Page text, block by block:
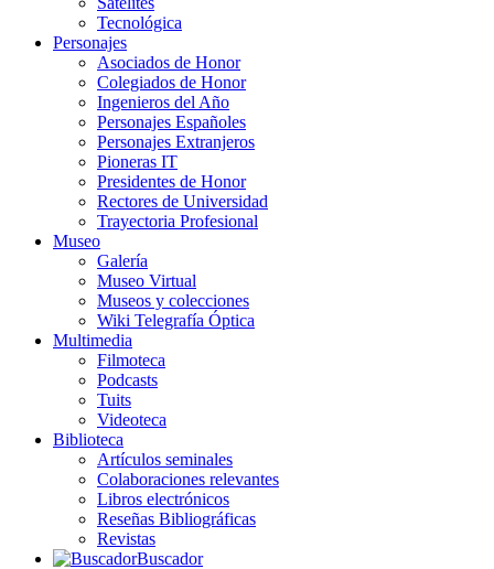
Tecnológica
Personajes
Asociados de Honor
Colegiados de Honor
Ingenieros del Año
Personajes Españoles
Personajes Extranjeros
Pioneras IT
Presidentes de Honor
Rectores de Universidad
Trayectoria Profesional
Museo
Galería
Museo Virtual
Museos y colecciones
Wiki Telegrafía Óptica
Multimedia
Filmoteca
Podcasts
Tuits
Videoteca
Biblioteca
Artículos seminales
Colaboraciones relevantes
Libros electrónicos
Reseñas Bibliográficas
Revistas
Buscador